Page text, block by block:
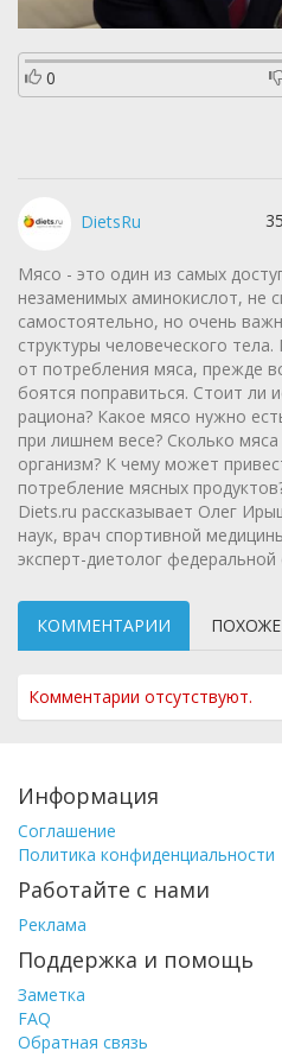
0
DietsRu
Мясо - это один из самых
незаменимых аминокислот, не
самостоятельно, но очень
структуры человеческого
от потребления мяса, прежде
боятся поправиться. Стоит ли
рациона? Какое мясо нужно
при лишнем весе? Сколько
организм? К чему может
потребление мясных
Diets.ru рассказывает Олег
наук, врач спортивной
эксперт-диетолог
КОММЕНТАРИИ
Комментарии отсутствуют.
Информация
Соглашение
Политика конфиденциальности
Работайте с нами
Реклама
Поддержка и помощь
Заметка
FAQ
Обратная связь